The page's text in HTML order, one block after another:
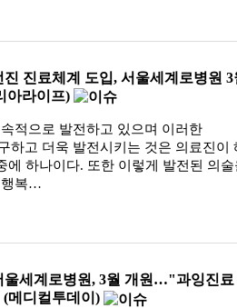
진 진료체계 도입, 서울세계로병원 3
아라이프)
적으로 발전하고 있으며 이러한
하고 더욱 발전시키는 것은 의료진이
에 하나이다. 또한 이렇게 발전된 의술
행복…
울세계로병원, 3월 개원…"과잉진료
메디컬투데이)